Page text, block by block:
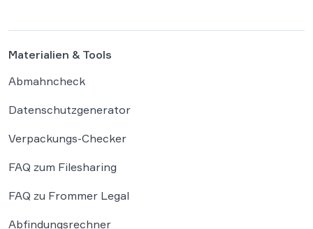
Materialien & Tools
Abmahncheck
Datenschutzgenerator
Verpackungs-Checker
FAQ zum Filesharing
FAQ zu Frommer Legal
Abfindungsrechner